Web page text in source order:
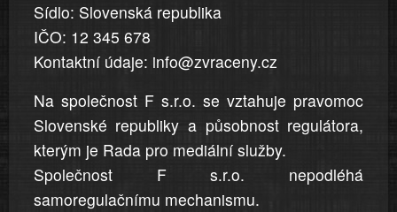
přesná
a
úplná
Sídlo: Slovenská republika
IČO: 12 345 678
Kontaktní údaje: info@zvraceny.cz
Na společnost F s.r.o. se vztahuje pravomoc
Slovenské republiky a působnost regulátora,
kterým je Rada pro mediální služby.
Společnost F s.r.o. nepodléhá
samoregulačnímu mechanismu.